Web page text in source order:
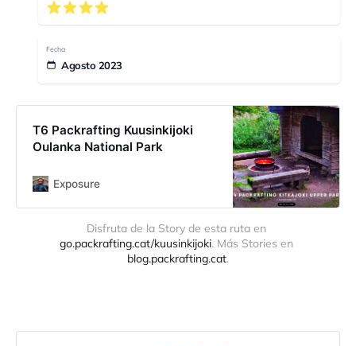
Fecha
Agosto 2023
T6 Packrafting Kuusinkijoki
Oulanka National Park
Exposure
go.packrafting.cat/kuusinkijoki
blog.packrafting.cat.